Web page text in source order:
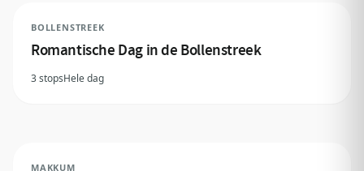
BOLLENSTREEK
Romantische Dag in de Bollenstreek
3 stopsHele dag
MAKKUM